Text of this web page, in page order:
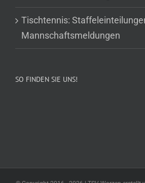
Tischtennis:
Mannschaftsmeldungen
SO FINDEN SIE UNS!